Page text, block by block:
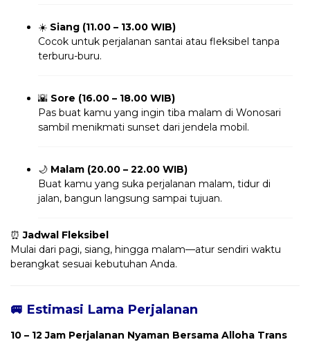
☀️ Siang (11.00 – 13.00 WIB)
Cocok untuk perjalanan santai atau fleksibel tanpa
terburu-buru.
🌇 Sore (16.00 – 18.00 WIB)
Pas buat kamu yang ingin tiba malam di Wonosari
sambil menikmati sunset dari jendela mobil.
🌙 Malam (20.00 – 22.00 WIB)
Buat kamu yang suka perjalanan malam, tidur di
jalan, bangun langsung sampai tujuan.
⏰Jadwal Fleksibel
Mulai dari pagi, siang, hingga malam—atur sendiri waktu
berangkat sesuai kebutuhan Anda.
🚐 Estimasi Lama Perjalanan
10 – 12 Jam Perjalanan Nyaman Bersama Alloha Trans